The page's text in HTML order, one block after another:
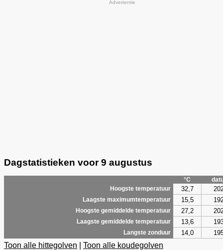
Advertentie
Dagstatistieken voor 9 augustus
°C
Hoogste temperatuur
32,7
Laagste maximumtemperatuur 15,5
Hoogste gemiddelde temperatuur 27,2
Laagste gemiddelde temperatuur 13,6
Langste zonduur 14,0
Toon alle hittegolven
Toon alle koudegolven